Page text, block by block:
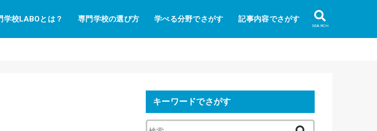
学校LABOとは？ 専門学校の選び方 学べる分野でさがす 記事内容でさがす
SEARCH
キーワードでさがす